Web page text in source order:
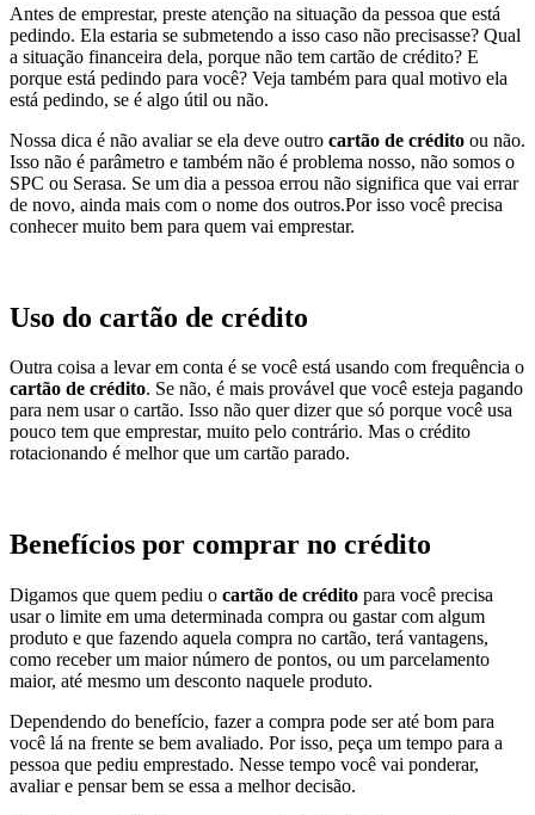
Antes de emprestar, preste atenção na situação da pessoa que está
pedindo. Ela estaria se submetendo a isso caso não precisasse? Qual
a situação financeira dela, porque não tem cartão de crédito? E
porque está pedindo para você? Veja também para qual motivo ela
está pedindo, se é algo útil ou não.
Nossa dica é não avaliar se ela deve outro cartão de crédito ou não.
Isso não é parâmetro e também não é problema nosso, não somos o
SPC ou Serasa. Se um dia a pessoa errou não significa que vai errar
de novo, ainda mais com o nome dos outros.Por isso você precisa
conhecer muito bem para quem vai emprestar.
Uso do cartão de crédito
Outra coisa a levar em conta é se você está usando com frequência o
cartão de crédito. Se não, é mais provável que você esteja pagando
para nem usar o cartão. Isso não quer dizer que só porque você usa
pouco tem que emprestar, muito pelo contrário. Mas o crédito
rotacionando é melhor que um cartão parado.
Benefícios por comprar no crédito
Digamos que quem pediu o cartão de crédito para você precisa
usar o limite em uma determinada compra ou gastar com algum
produto e que fazendo aquela compra no cartão, terá vantagens,
como receber um maior número de pontos, ou um parcelamento
maior, até mesmo um desconto naquele produto.
Dependendo do benefício, fazer a compra pode ser até bom para
você lá na frente se bem avaliado. Por isso, peça um tempo para a
pessoa que pediu emprestado. Nesse tempo você vai ponderar,
avaliar e pensar bem se essa a melhor decisão.